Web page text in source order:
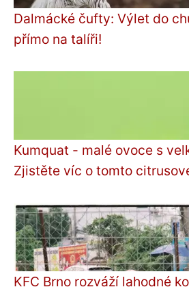
Dalmácké čufty: Výlet do
přímo na talíři!
Kumquat - malé ovoce s
Zjistěte víc o tomto
KFC Brno rozváží lahodné